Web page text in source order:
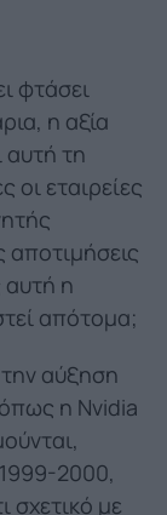
φτάσει
η αξία
αυτή τη
οι εταιρείες
αποτιμήσεις
η
απότομα;
την αύξηση
η Nvidia
2000,
σχετικό με